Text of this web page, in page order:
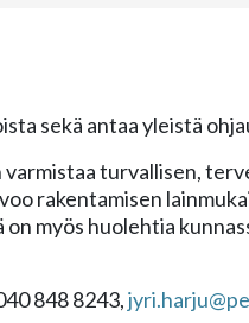
sekä antaa yleistä
turvallisen,
rakentamisen
myös huolehtia
848 8243,